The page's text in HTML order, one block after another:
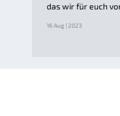
das wir für euch
16 Aug | 2023